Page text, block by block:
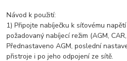
Návod k použití:
1) Připojte nabíječku k síťovému
požadovaný nabíjecí režim (AGM, CAR,
Přednastaveno AGM, poslední
přistroje i po jeho odpojení ze sítě.